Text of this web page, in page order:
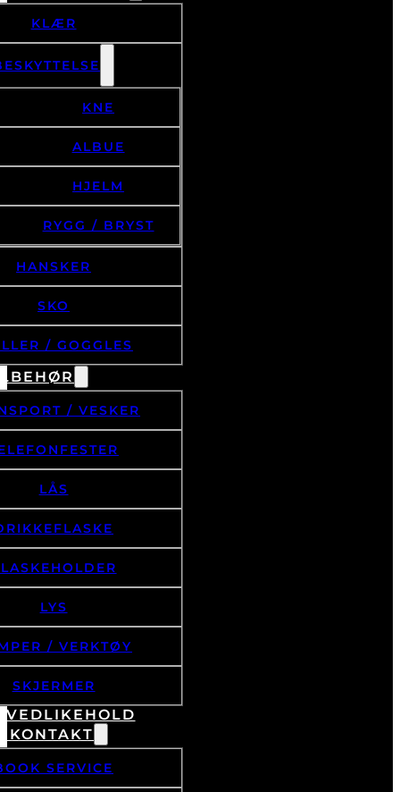
KLÆR
KNE
ALBUE
HJELM
RYGG / BRYST
HANSKER
SKO
/ GOGGLES
/ VESKER
LÅS
LYS
/ VERKTØY
SKJERMER
VEDLIKEHOLD
KONTAKT
SERVICE